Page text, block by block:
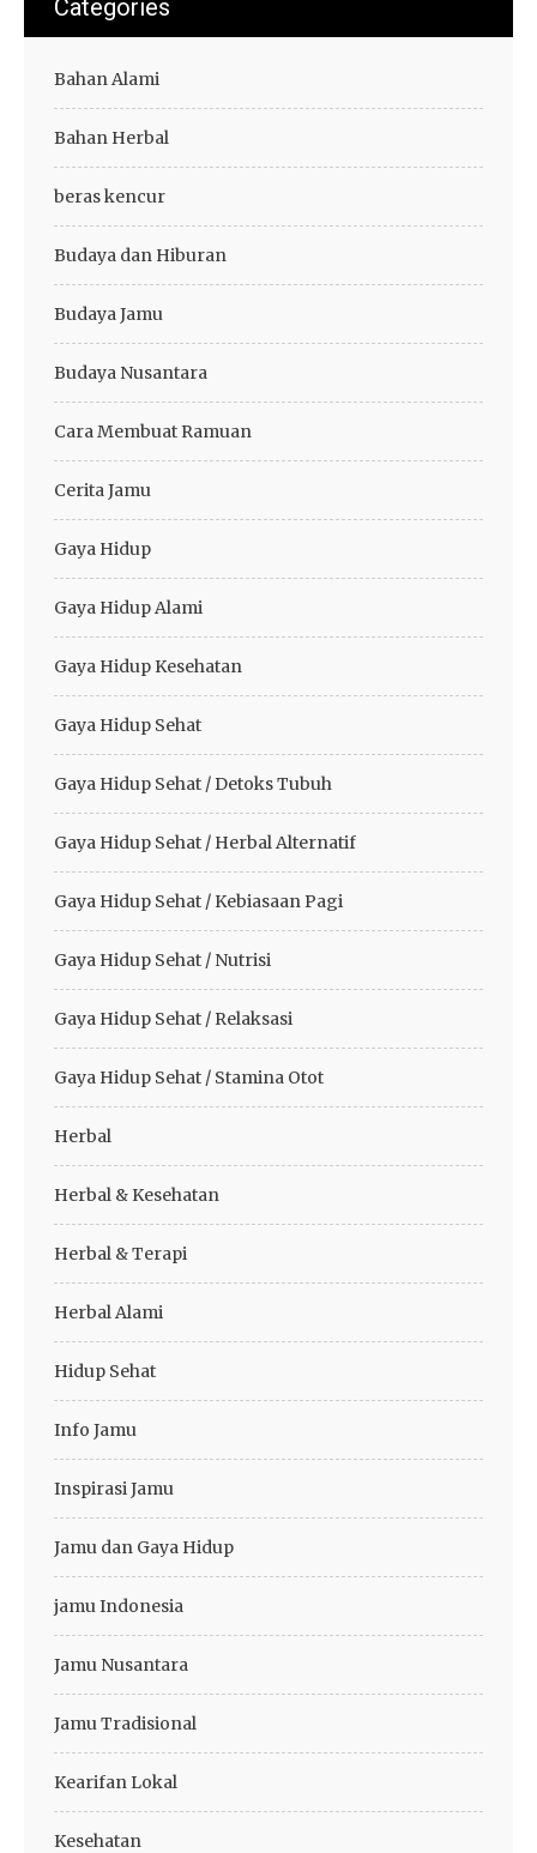
Categories
Bahan Alami
Bahan Herbal
beras kencur
Budaya dan Hiburan
Budaya Jamu
Budaya Nusantara
Cara Membuat Ramuan
Cerita Jamu
Gaya Hidup
Gaya Hidup Alami
Gaya Hidup Kesehatan
Gaya Hidup Sehat
Gaya Hidup Sehat / Detoks Tubuh
Gaya Hidup Sehat / Herbal Alternatif
Gaya Hidup Sehat / Kebiasaan Pagi
Gaya Hidup Sehat / Nutrisi
Gaya Hidup Sehat / Relaksasi
Gaya Hidup Sehat / Stamina Otot
Herbal
Herbal & Kesehatan
Herbal & Terapi
Herbal Alami
Hidup Sehat
Info Jamu
Inspirasi Jamu
Jamu dan Gaya Hidup
jamu Indonesia
Jamu Nusantara
Jamu Tradisional
Kearifan Lokal
Kesehatan